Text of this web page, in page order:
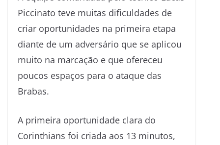
Piccinato teve muitas dificuldades de
criar oportunidades na primeira etapa
diante de um adversário que se aplicou
muito na marcação e que ofereceu
poucos espaços para o ataque das
Brabas.
A primeira oportunidade clara do
Corinthians foi criada aos 13 minutos,